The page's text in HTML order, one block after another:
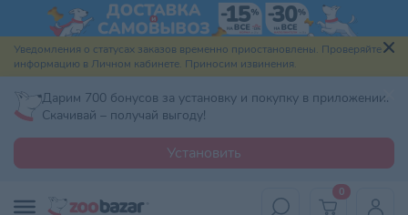
Уведомления о статусах заказов временно приостановлены. Проверяйте
информацию в Личном кабинете. Приносим извинения.
Дарим 700 бонусов за установку и покупку в приложении.
Скачивай – получай выгоду!
Установить
0